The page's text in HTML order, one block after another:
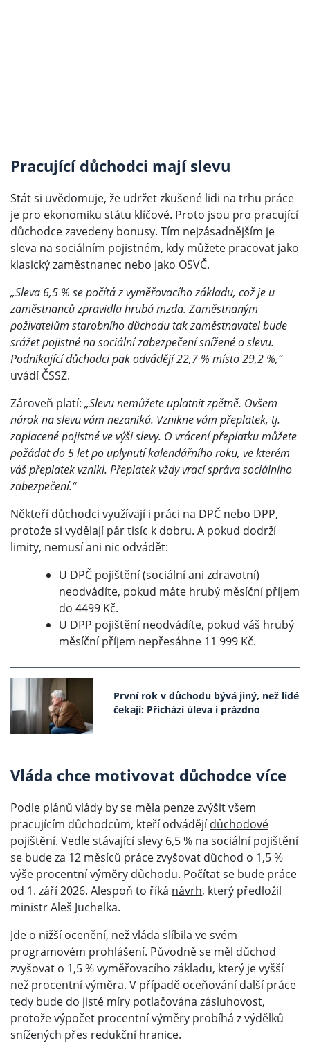
Pracující důchodci mají slevu
Stát si uvědomuje, že udržet zkušené lidi na trhu práce
je pro ekonomiku státu klíčové. Proto jsou pro pracující
důchodce zavedeny bonusy. Tím nejzásadnějším je
sleva na sociálním pojistném, kdy můžete pracovat jako
klasický zaměstnanec nebo jako OSVČ.
„Sleva 6,5 % se počítá z vyměřovacího základu, což je u
zaměstnanců zpravidla hrubá mzda. Zaměstnaným
poživatelům starobního důchodu tak zaměstnavatel bude
srážet pojistné na sociální zabezpečení snížené o slevu.
Podnikající důchodci pak odvádějí 22,7 % místo 29,2 %,“
uvádíČSSZ.
Zároveň platí: „Slevu nemůžete uplatnit zpětně. Ovšem
nárok na slevu vám nezaniká. Vznikne vám přeplatek, tj.
zaplacené pojistné ve výši slevy. O vrácení přeplatku můžete
požádat do 5 let po uplynutí kalendářního roku, ve kterém
váš přeplatek vznikl. Přeplatek vždy vrací správa sociálního
zabezpečení.“
Někteří důchodci využívají i práci na DPČ nebo DPP,
protože si vydělají pár tisíc k dobru. A pokud dodrží
limity, nemusí ani nic odvádět:
U DPČ pojištění (sociální ani zdravotní)
neodvádíte, pokud máte hrubý měsíční příjem
do 4499 Kč.
U DPP pojištění neodvádíte, pokud váš hrubý
měsíční příjem nepřesáhne 11 999 Kč.
První rok v důchodu bývá jiný, než lidé
čekají: Přichází úleva i prázdno
Vláda chce motivovat důchodce více
Podle plánů vlády by se měla penze zvýšit všem
pracujícím důchodcům, kteří odvádějídůchodové
pojištění. Vedle stávající slevy 6,5 % na sociální pojištění
se bude za 12 měsíců práce zvyšovat důchod o 1,5 %
výše procentní výměry důchodu. Počítat se bude práce
od 1. září 2026. Alespoň to říká návrh, který předložil
ministr Aleš Juchelka.
Jde o nižší ocenění, než vláda slíbila ve svém
programovém prohlášení. Původně se měl důchod
zvyšovat o 1,5 % vyměřovacího základu, který je vyšší
než procentní výměra. V případě oceňování další práce
tedy bude do jisté míry potlačována zásluhovost,
protože výpočet procentní výměry probíhá z výdělků
snížených přes redukční hranice.